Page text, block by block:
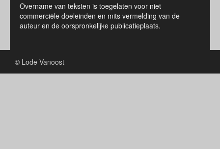
Overname van teksten is toegelaten voor niet
commerciële doeleinden en mits vermelding van de
auteur en de oorspronkelijke publicatieplaats.
© Lode Vanoost